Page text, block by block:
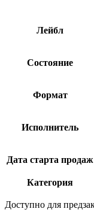
Лейбл
Состояние
Формат
Исполнитель
Дата старта продаж
Категория
Доступно для